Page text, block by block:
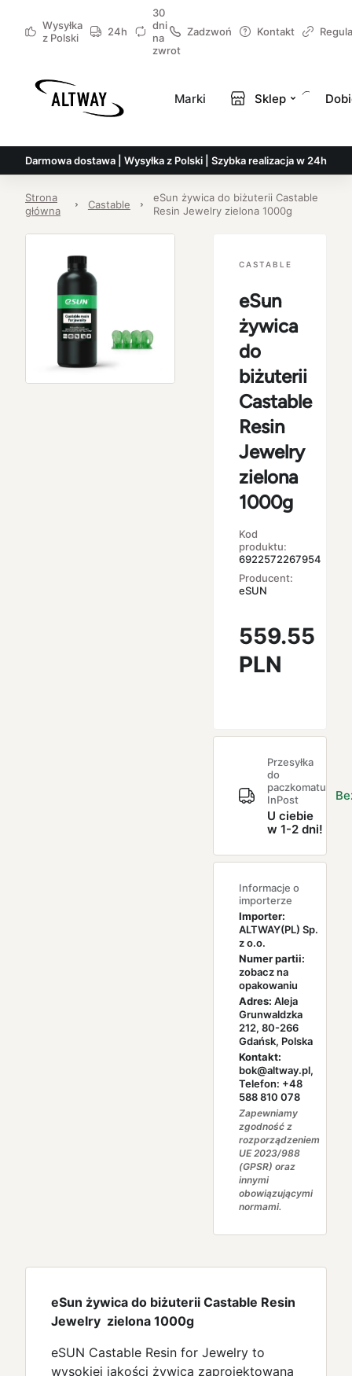
Wysyłka
z Polski
24h
30
dni
na
zwrot
Zadzwoń Kontakt
Marki Sklep
Darmowa dostawa | Wysyłka z Polski | Szybka realizacja w 24h
Strona
główna
Castable
eSun żywica do biżuterii Castable
Resin Jewelry zielona 1000g
CASTABLE
eSun
żywica
do
biżuterii
Castable
Resin
Jewelry
zielona
1000g
Kod
produktu:
6922572267954
Producent:
eSUN
559.55
PLN
Przesyłka
do
paczkomatu
InPost
U ciebie
w 1-2 dni!
Informacje o
importerze
Importer:
ALTWAY(PL) Sp.
z o.o.
Numer partii:
zobacz na
opakowaniu
Adres: Aleja
Grunwaldzka
212, 80-266
Gdańsk, Polska
Kontakt:
bok@altway.pl,
Telefon: +48
588 810 078
Zapewniamy
zgodność z
rozporządzeniem
UE 2023/988
(GPSR) oraz
innymi
obowiązującymi
normami.
eSun żywica do biżuterii Castable Resin
Jewelry zielona 1000g
eSUN Castable Resin for Jewelry to
wysokiej jakości żywica zaprojektowana